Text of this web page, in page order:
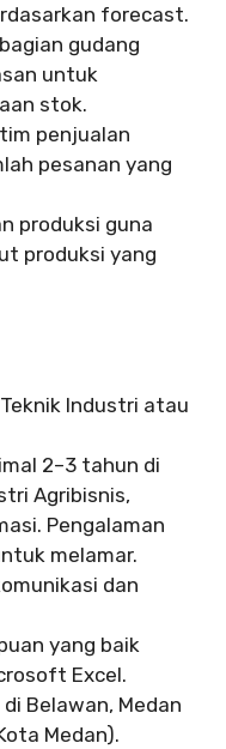
forecast.
gudang
untuk
stok.
penjualan
pesanan yang
produksi guna
produksi yang
Industri atau
2–3 tahun di
Agribisnis,
Pengalaman
melamar.
dan
yang baik
Excel.
Belawan, Medan
Medan).